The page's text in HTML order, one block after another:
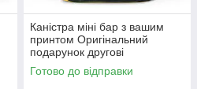
Каністра міні бар з вашим
принтом Оригінальний
подарунок другові
автовласнику автолюбителю
для гаража
Готово до відправки